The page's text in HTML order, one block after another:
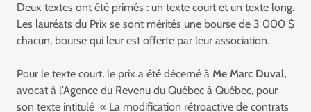
Deux textes ont été primés : un texte court et un texte long.
Les lauréats du Prix se sont mérités une bourse de 3 000 $
chacun, bourse qui leur est offerte par leur association.
Pour le texte court, le prix a été décerné à Me Marc Duval,
avocat à l’Agence du Revenu du Québec à Québec, pour
son texte intitulé « La modification rétroactive de contrats